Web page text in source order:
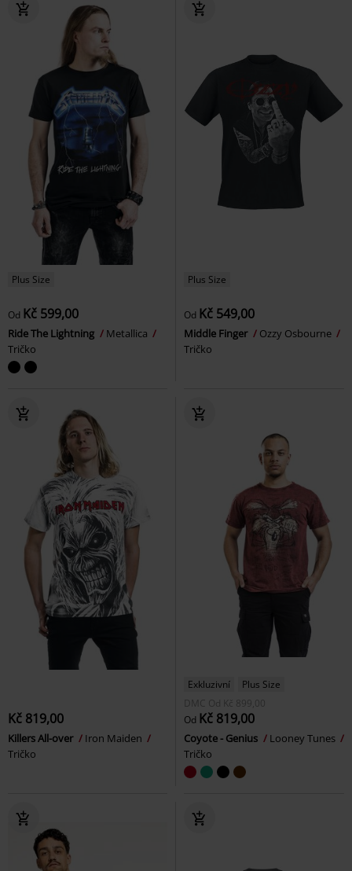
Plus Size
Od Kč 599,00
Ride The Lightning
Metallica
Tričko
Plus Size
Od Kč 549,00
Middle Finger
Ozzy Osbourne
Tričko
Kč 819,00
Killers All-over
Iron Maiden
Tričko
Exkluzivní
Plus Size
DMC Od Kč 899,00
Od Kč 819,00
Coyote - Genius
Looney Tunes
Tričko